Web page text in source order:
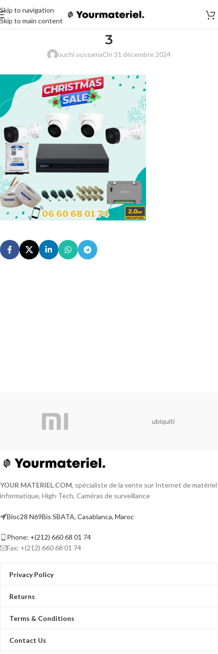
Skip to navigation
Skip to main content
3
ouchi oussamaOn 31 décembre 2024
ubiquiti
YOUR MATERIEL.COM, spécialiste de la vente sur Internet de matériel
informatique, High-Tech, Caméras de surveillance
Bloc28 N69Bis SBATA, Casablanca, Maroc
Phone: +(212) 660 68 01 74
Fax: +(212) 660 68 01 74
Privacy Policy
Returns
Terms & Conditions
Contact Us